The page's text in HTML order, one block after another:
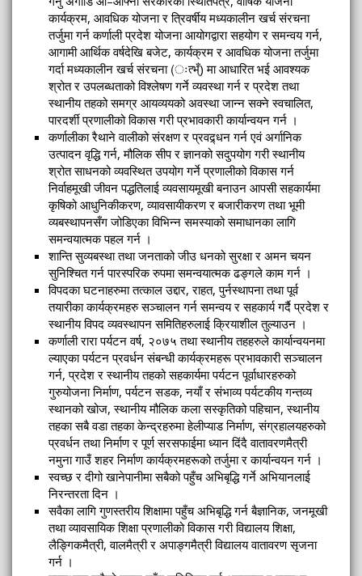
कार्यक्रम, आवधिक योजना र त्रिवर्षीय मध्यकालीन खर्च संरचना
तर्जुमा गर्न कर्णाली प्रदेश योजना आयोगद्वारा सहयोग र समन्वय गर्न,
आगामी आर्थिक वर्षदेखि बजेट, कार्यक्रम र आवधिक योजना तर्जुमा
गर्दा मध्यकालीन खर्च संरचना (ःत्भ्ँ) मा आधारित भई आवश्यक
श्रोत र उपलब्धताको विश्लेषण गर्ने व्यवस्था गर्न र प्रदेश तथा
स्थानीय तहको समग्र आयव्ययको अवस्था जान्न सक्ने स्वचालित,
पारदर्शी प्रणालीको विकास गरी प्रभावकारी कार्यान्वयन गर्न ।
कर्णालीका रैथाने वालीको संरक्षण र प्रवद्र्धन गर्न एवं अर्गानिक
उत्पादन वृद्धि गर्न, मौलिक सीप र ज्ञानको सदुपयोग गरी स्थानीय
श्रोत साधनको व्यवस्थित उपयोग गर्ने प्रणालीको विकास गर्न
निर्वाहमूखी जीवन पद्धतिलाई व्यवसायमूखी बनाउन आपसी सहकार्यमा
कृषिको आधुनिकीकरण, व्यावसायीकरण र बजारीकरण तथा भूमी
व्यबस्थापनसँग जोडिएका विभिन्न समस्याको समाधानका लागि
समन्वयात्मक पहल गर्न ।
शान्ति सुव्यबस्था तथा जनताको जीउ धनको सुरक्षा र अमन चयन
सुनिश्चित गर्न पारस्परिक रुपमा समन्वयात्मक ढङ्गले काम गर्न ।
विपदका घटनाहरुमा तत्काल उद्दार, राहत, पुर्नस्थापना तथा पूर्व
तयारीका कार्यक्रमहरु सञ्चालन गर्न समन्वय र सहकार्य गर्दै प्रदेश र
स्थानीय विपद व्यवस्थापन समितिहरुलाई क्रियाशील तुल्याउन ।
कर्णाली रारा पर्यटन वर्ष, २०७५ तथा स्थानीय तहहरुले कार्यान्वयनमा
ल्याएका पर्यटन प्रवर्धन संबन्धी कार्यक्रमहरू प्रभावकारी सञ्चालन
गर्न, प्रदेश र स्थानीय तहको सहकार्यमा पर्यटन पूर्वाधारहरुको
गुरुयोजना निर्माण, पर्यटन सडक, नयाँ र संभाव्य पर्यटकीय गन्तव्य
स्थानको खोज, स्थानीय मौलिक कला सस्कृतिको पहिचान, स्थानीय
तहका सबै वडा तहका केन्द्रहरुमा हेलीप्याड निर्माण, संग्रहालयहरुको
प्रवर्धन तथा निर्माण र पूर्ण सरसफाईमा ध्यान दिंदै वातावरणमैत्री
नमुना गाउँ शहर निर्माण कार्यक्रमहरूको तर्जुमा र कार्यान्वयन गर्न ।
स्वच्छ र दीगो खानेपानीमा सबैको पहुँच अभिबृद्धि गर्ने अभियानलाई
निरन्तरता दिन ।
सवैका लागि गुणस्तरीय शिक्षामा पहुँच अभिबृद्धि गर्न बैज्ञानिक, जनमूखी
तथा व्यावसायिक शिक्षा प्रणालीको विकास गरी विद्यालय शिक्षा,
लैङ्गिकमैत्री, वालमैत्री र अपाङ्गमैत्री विद्यालय वातावरण सृजना
गर्न ।